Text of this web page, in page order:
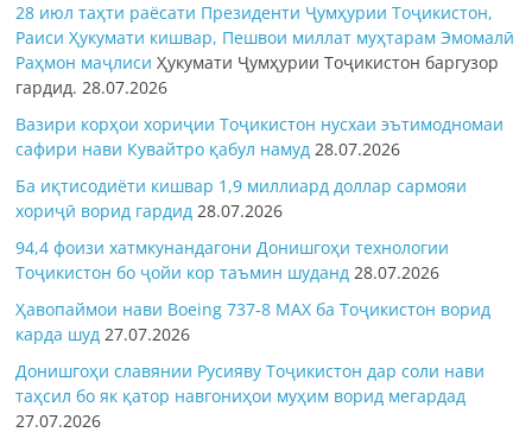
28 июл таҳти раёсати Президенти Ҷумҳурии Тоҷикистон,
Раиси Ҳукумати кишвар, Пешвои миллат муҳтарам Эмомалӣ
Раҳмон маҷлисиҲукумати Ҷумҳурии Тоҷикистон баргузор
гардид.28.07.2026
Вазири корҳои хориҷии Тоҷикистон нусхаи эътимодномаи
сафири нави Кувайтро қабул намуд 28.07.2026
Ба иқтисодиёти кишвар 1,9 миллиард доллар сармояи
хориҷӣ ворид гардид 28.07.2026
94,4 фоизи хатмкунандагони Донишгоҳи технологии
Тоҷикистон бо ҷойи кор таъмин шуданд 28.07.2026
Ҳавопаймои нави Boeing 737-8 MAX ба Тоҷикистон ворид
карда шуд 27.07.2026
Донишгоҳи славянии Русияву Тоҷикистон дар соли нави
таҳсил бо як қатор навгониҳои муҳим ворид мегардад
27.07.2026